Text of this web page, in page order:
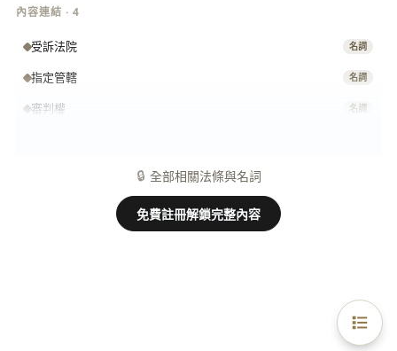
內容連結 · 4
受訴法院 名詞
指定管轄 名詞
審判權 名詞
🔒 全部相關法條與名詞
免費註冊解鎖完整內容